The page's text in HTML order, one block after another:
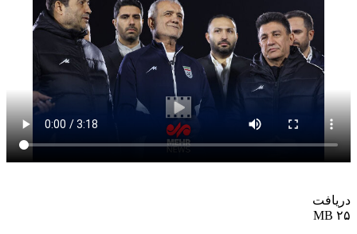
دریافت
۲۵ MB